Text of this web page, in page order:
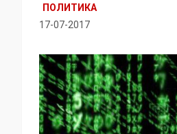
ПОЛИТИКА
17-07-2017